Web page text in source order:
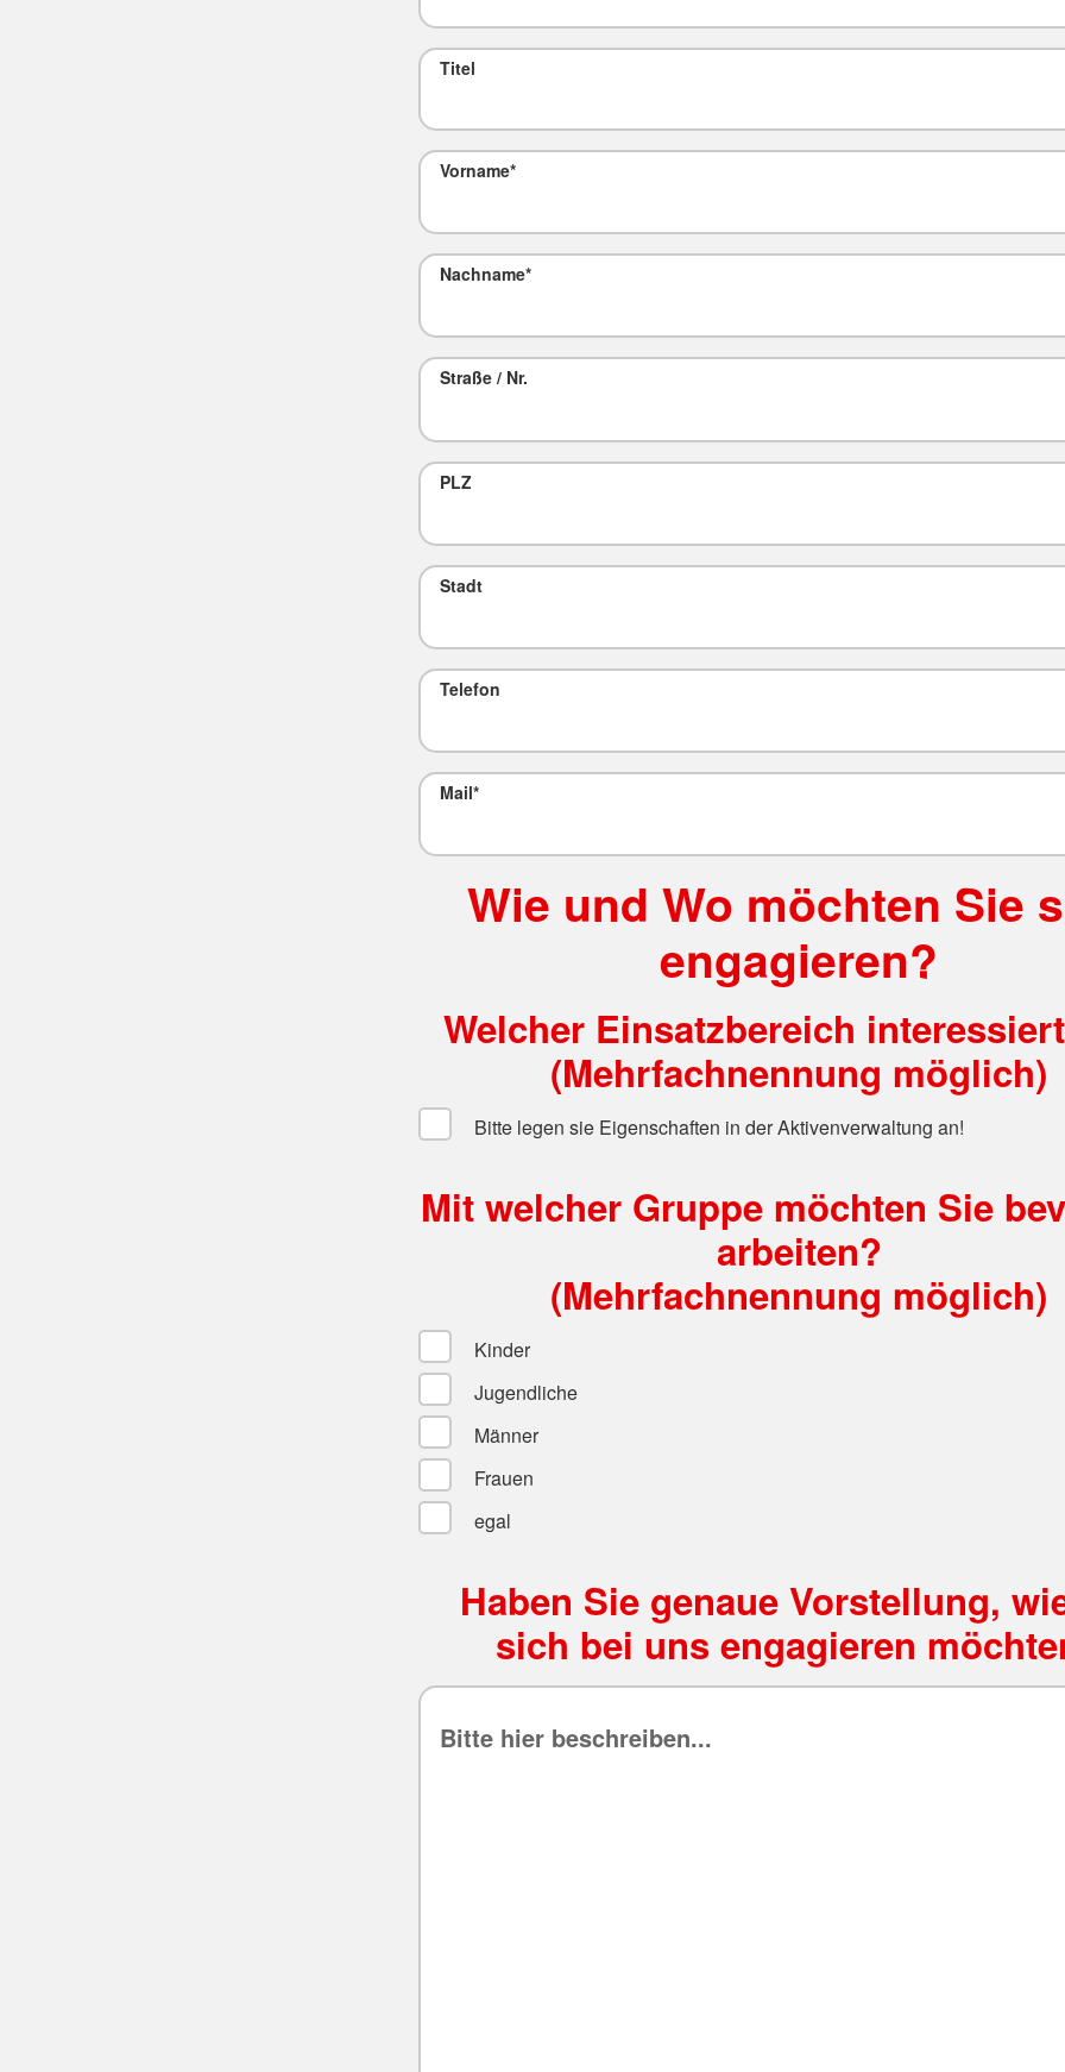
Titel
Vorname*
Nachname*
Straße / Nr.
PLZ
Stadt
Telefon
Mail*
Wie und Wo möchten Sie
engagieren?
Welcher Einsatzbereich
(Mehrfachnennung möglich)
Bitte legen sie Eigenschaften in der Aktivenverwaltung an!
Mit welcher Gruppe möchten Sie
arbeiten?
(Mehrfachnennung möglich)
Kinder
Jugendliche
Männer
Frauen
egal
Haben Sie genaue Vorstellung,
sich bei uns engagieren